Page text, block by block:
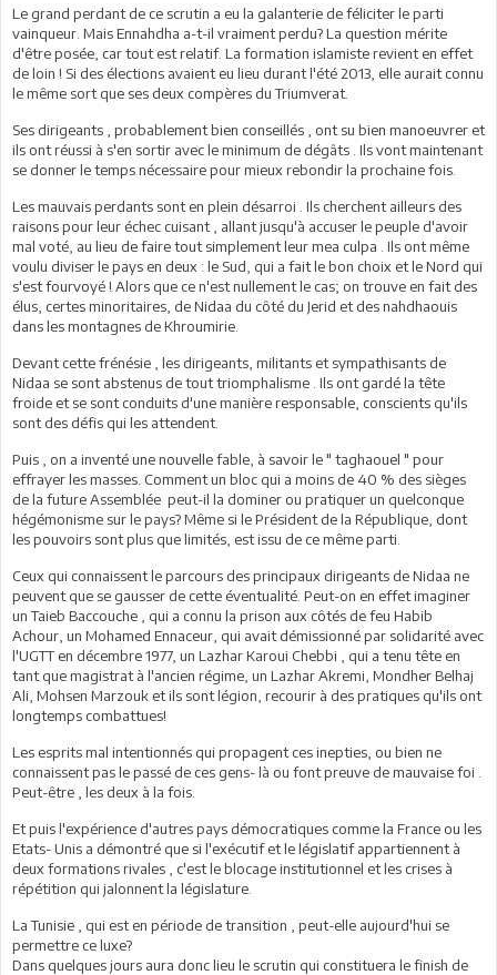
Le grand perdant de ce scrutin a eu la galanterie de féliciter le parti
vainqueur. Mais Ennahdha a-t-il vraiment perdu? La question mérite
d'être posée, car tout est relatif. La formation islamiste revient en effet
de loin ! Si des élections avaient eu lieu durant l'été 2013, elle aurait connu
le même sort que ses deux compères du Triumverat.
Ses dirigeants , probablement bien conseillés , ont su bien manoeuvrer et
ils ont réussi à s'en sortir avec le minimum de dégâts . Ils vont maintenant
se donner le temps nécessaire pour mieux rebondir la prochaine fois.
Les mauvais perdants sont en plein désarroi . Ils cherchent ailleurs des
raisons pour leur échec cuisant , allant jusqu'à accuser le peuple d'avoir
mal voté, au lieu de faire tout simplement leur mea culpa . Ils ont même
voulu diviser le pays en deux : le Sud, qui a fait le bon choix et le Nord qui
s'est fourvoyé ! Alors que ce n'est nullement le cas; on trouve en fait des
élus, certes minoritaires, de Nidaa du côté du Jerid et des nahdhaouis
dans les montagnes de Khroumirie.
Devant cette frénésie , les dirigeants, militants et sympathisants de
Nidaa se sont abstenus de tout triomphalisme . Ils ont gardé la tête
froide et se sont conduits d'une manière responsable, conscients qu'ils
sont des défis qui les attendent.
Puis , on a inventé une nouvelle fable, à savoir le " taghaouel " pour
effrayer les masses. Comment un bloc qui a moins de 40 % des sièges
de la future Assemblée peut-il la dominer ou pratiquer un quelconque
hégémonisme sur le pays? Même si le Président de la République, dont
les pouvoirs sont plus que limités, est issu de ce même parti.
Ceux qui connaissent le parcours des principaux dirigeants de Nidaa ne
peuvent que se gausser de cette éventualité. Peut-on en effet imaginer
un Taieb Baccouche , qui a connu la prison aux côtés de feu Habib
Achour, un Mohamed Ennaceur, qui avait démissionné par solidarité avec
l'UGTT en décembre 1977, un Lazhar Karoui Chebbi , qui a tenu tête en
tant que magistrat à l'ancien régime, un Lazhar Akremi, Mondher Belhaj
Ali, Mohsen Marzouk et ils sont légion, recourir à des pratiques qu'ils ont
longtemps combattues!
Les esprits mal intentionnés qui propagent ces inepties, ou bien ne
connaissent pas le passé de ces gens- là ou font preuve de mauvaise foi .
Peut-être , les deux à la fois.
Et puis l'expérience d'autres pays démocratiques comme la France ou les
Etats- Unis a démontré que si l'exécutif et le législatif appartiennent à
deux formations rivales , c'est le blocage institutionnel et les crises à
répétition qui jalonnent la législature.
La Tunisie , qui est en période de transition , peut-elle aujourd'hui se
permettre ce luxe?
Dans quelques jours aura donc lieu le scrutin qui constituera le finish de